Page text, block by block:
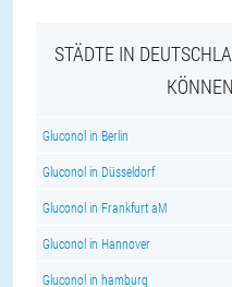
STÄDTE IN
Gluconol in Berlin
Gluconol in Düsseldorf
Gluconol in Frankfurt aM
Gluconol in Hannover
Gluconol in hamburg